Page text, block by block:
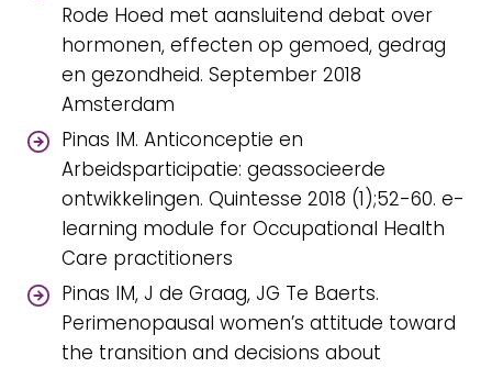
Rode Hoed met aansluitend debat over
hormonen, effecten op gemoed, gedrag
en gezondheid. September 2018
Amsterdam
Pinas IM. Anticonceptie en
Arbeidsparticipatie: geassocieerde
ontwikkelingen. Quintesse 2018 (1);52-60. e-
learning module for Occupational Health
Care practitioners
Pinas IM, J de Graag, JG Te Baerts.
Perimenopausal women’s attitude toward
the transition and decisions about